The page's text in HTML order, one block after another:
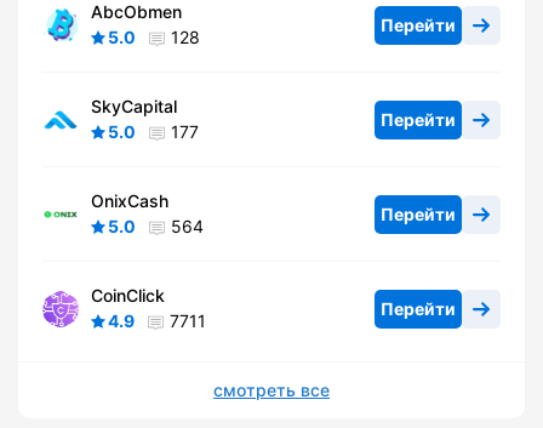
AbcObmen
5.0
128
Перейти
SkyCapital
5.0
177
Перейти
OnixCash
5.0
564
Перейти
CoinClick
4.9
7711
Перейти
смотреть все